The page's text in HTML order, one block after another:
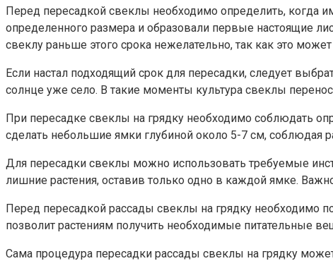
Перед пересадкой свеклы необходимо определить, когда
определенного размера и образовали первые настоящие
свеклу раньше этого срока нежелательно, так как это может
Если настал подходящий срок для пересадки, следует
солнце уже село. В такие моменты культура свеклы
При пересадке свеклы на грядку необходимо соблюдать
сделать небольшие ямки глубиной около 5-7 см, соблюдая
Для пересадки свеклы можно использовать требуемые
лишние растения, оставив только одно в каждой ямке.
Перед пересадкой рассады свеклы на грядку необходимо
позволит растениям получить необходимые питательные
Сама процедура пересадки рассады свеклы на грядку